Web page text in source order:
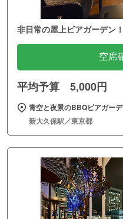
非日常の屋上ビアガーデン
空席
平均予算 5,000円
青空と夜景のBBQビアガー
新大久保駅／東京都